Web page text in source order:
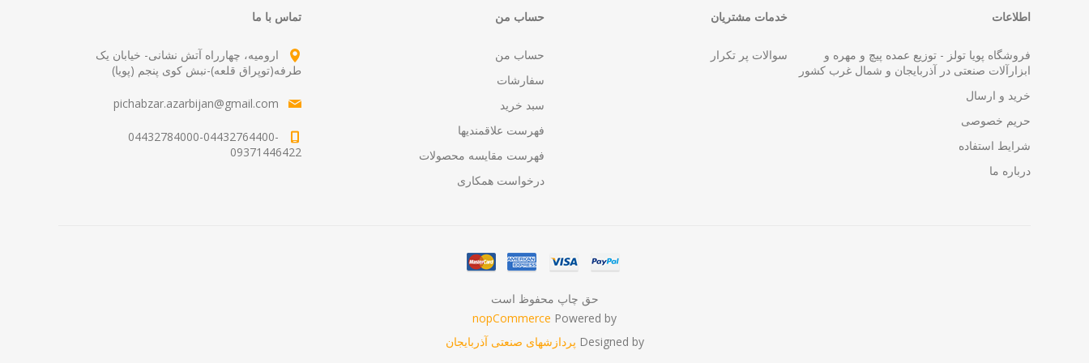
اطلاعات
فروشگاه پویا تولز - توزیع عمده پیچ و مهره و
ابزارآلات صنعتی در آذربایجان و شمال غرب کشور
خرید و ارسال
حریم خصوصی
شرایط استفاده
درباره ما
خدمات مشتریان
سوالات پر تکرار
حساب من
حساب من
سفارشات
سبد خرید
فهرست علاقمندیها
فهرست مقایسه محصولات
درخواست همکاری
تماس با ما
ارومیه، چهارراه آتش نشانی- خیابان یک
طرفه(توپراق قلعه)-نبش کوی پنجم (پویا)
pichabzar.azarbijan@gmail.com
04432784000-04432764400-
09371446422
حق چاپ محفوظ است
Powered by
nopCommerce
Designed by پردازشهای صنعتی آذربایجان